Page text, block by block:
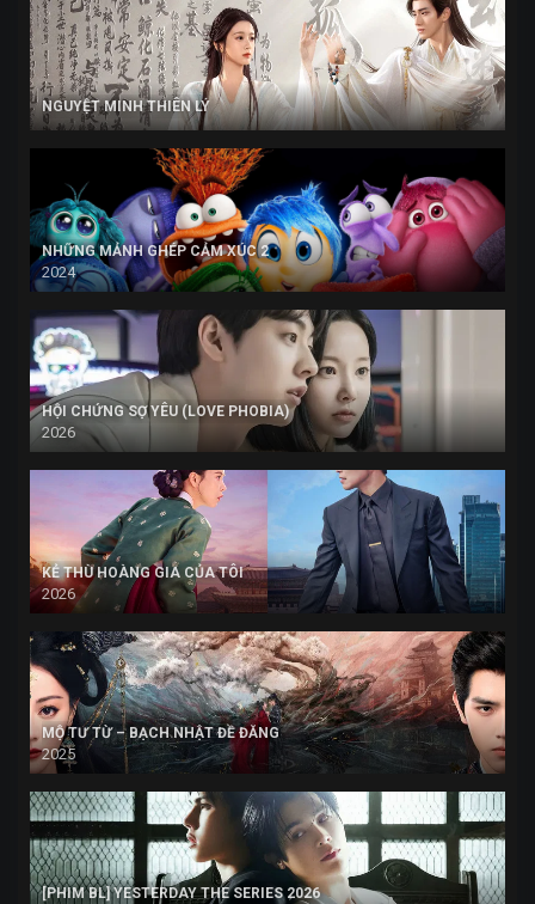
NGUYỆT MINH THIÊN LÝ
NHỮNG MẢNH GHÉP CẢM XÚC 2
2024
HỘI CHỨNG SỢ YÊU (LOVE PHOBIA)
2026
KẺ THÙ HOÀNG GIA CỦA TÔI
2026
MỘ TƯ TỪ – BẠCH NHẬT ĐỀ ĐĂNG
2025
[PHIM BL] YESTERDAY THE SERIES 2026